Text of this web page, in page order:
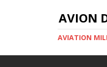
AVION
AVIATION